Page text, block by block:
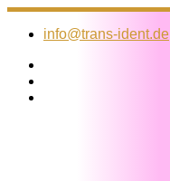
Zum
Inhalt
info@trans-ident.de